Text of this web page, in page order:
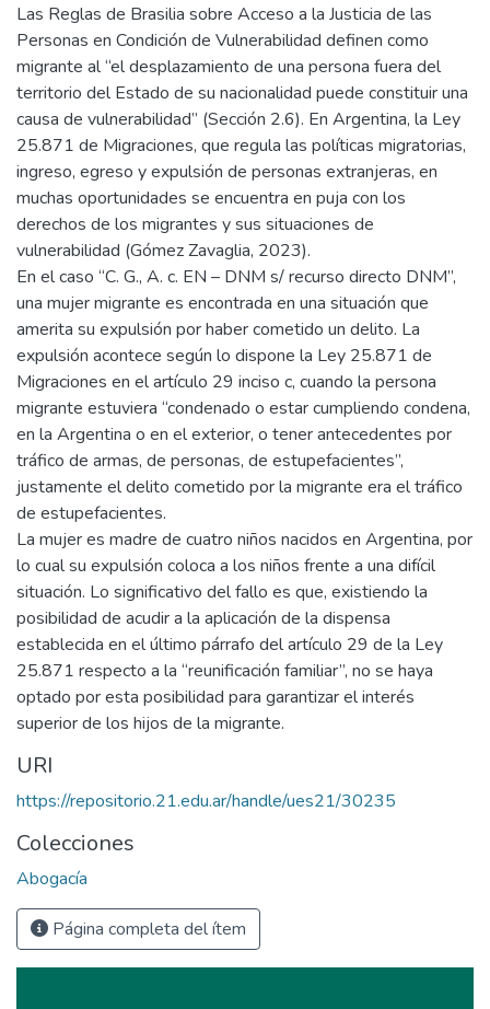
Las Reglas de Brasilia sobre Acceso a la Justicia de las
Personas en Condición de Vulnerabilidad definen como
migrante al “el desplazamiento de una persona fuera del
territorio del Estado de su nacionalidad puede constituir una
causa de vulnerabilidad” (Sección 2.6). En Argentina, la Ley
25.871 de Migraciones, que regula las políticas migratorias,
ingreso, egreso y expulsión de personas extranjeras, en
muchas oportunidades se encuentra en puja con los
derechos de los migrantes y sus situaciones de
vulnerabilidad (Gómez Zavaglia, 2023).
En el caso “C. G., A. c. EN – DNM s/ recurso directo DNM”,
una mujer migrante es encontrada en una situación que
amerita su expulsión por haber cometido un delito. La
expulsión acontece según lo dispone la Ley 25.871 de
Migraciones en el artículo 29 inciso c, cuando la persona
migrante estuviera “condenado o estar cumpliendo condena,
en la Argentina o en el exterior, o tener antecedentes por
tráfico de armas, de personas, de estupefacientes”,
justamente el delito cometido por la migrante era el tráfico
de estupefacientes.
La mujer es madre de cuatro niños nacidos en Argentina, por
lo cual su expulsión coloca a los niños frente a una difícil
situación. Lo significativo del fallo es que, existiendo la
posibilidad de acudir a la aplicación de la dispensa
establecida en el último párrafo del artículo 29 de la Ley
25.871 respecto a la “reunificación familiar”, no se haya
optado por esta posibilidad para garantizar el interés
superior de los hijos de la migrante.
URI
https://repositorio.21.edu.ar/handle/ues21/30235
Colecciones
Abogacía
Página completa del ítem